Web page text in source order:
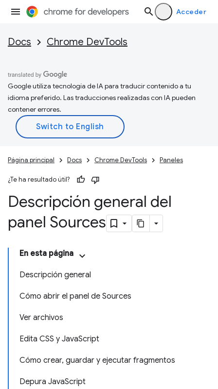
Acceder
Docs Chrome DevTools
Google utiliza tecnología de IA para traducir contenido a tu
idioma preferido. Las traducciones realizadas con IA pueden
contener errores.
Página principal Docs Chrome DevTools Paneles
¿Te ha resultado útil?
Descripción general del
panel Sources
En esta página
Descripción general
Cómo abrir el panel de Sources
Ver archivos
Edita CSS y JavaScript
Cómo crear, guardar y ejecutar fragmentos
Depura JavaScript